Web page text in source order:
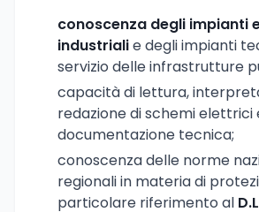
conoscenza degli impianti
industrialie degli impianti
servizio delle infrastrutture
capacità di lettura,
redazione di schemi elettrici
documentazione tecnica;
conoscenza delle norme
regionali in materia di
particolare riferimento al